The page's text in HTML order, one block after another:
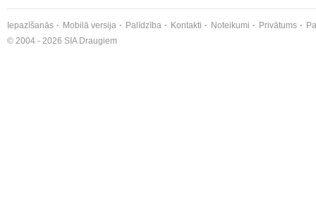
Iepazīšanās Mobilā versija Palīdzība Kontakti Noteikumi Privātums
© 2004 - 2026 SIA Draugiem